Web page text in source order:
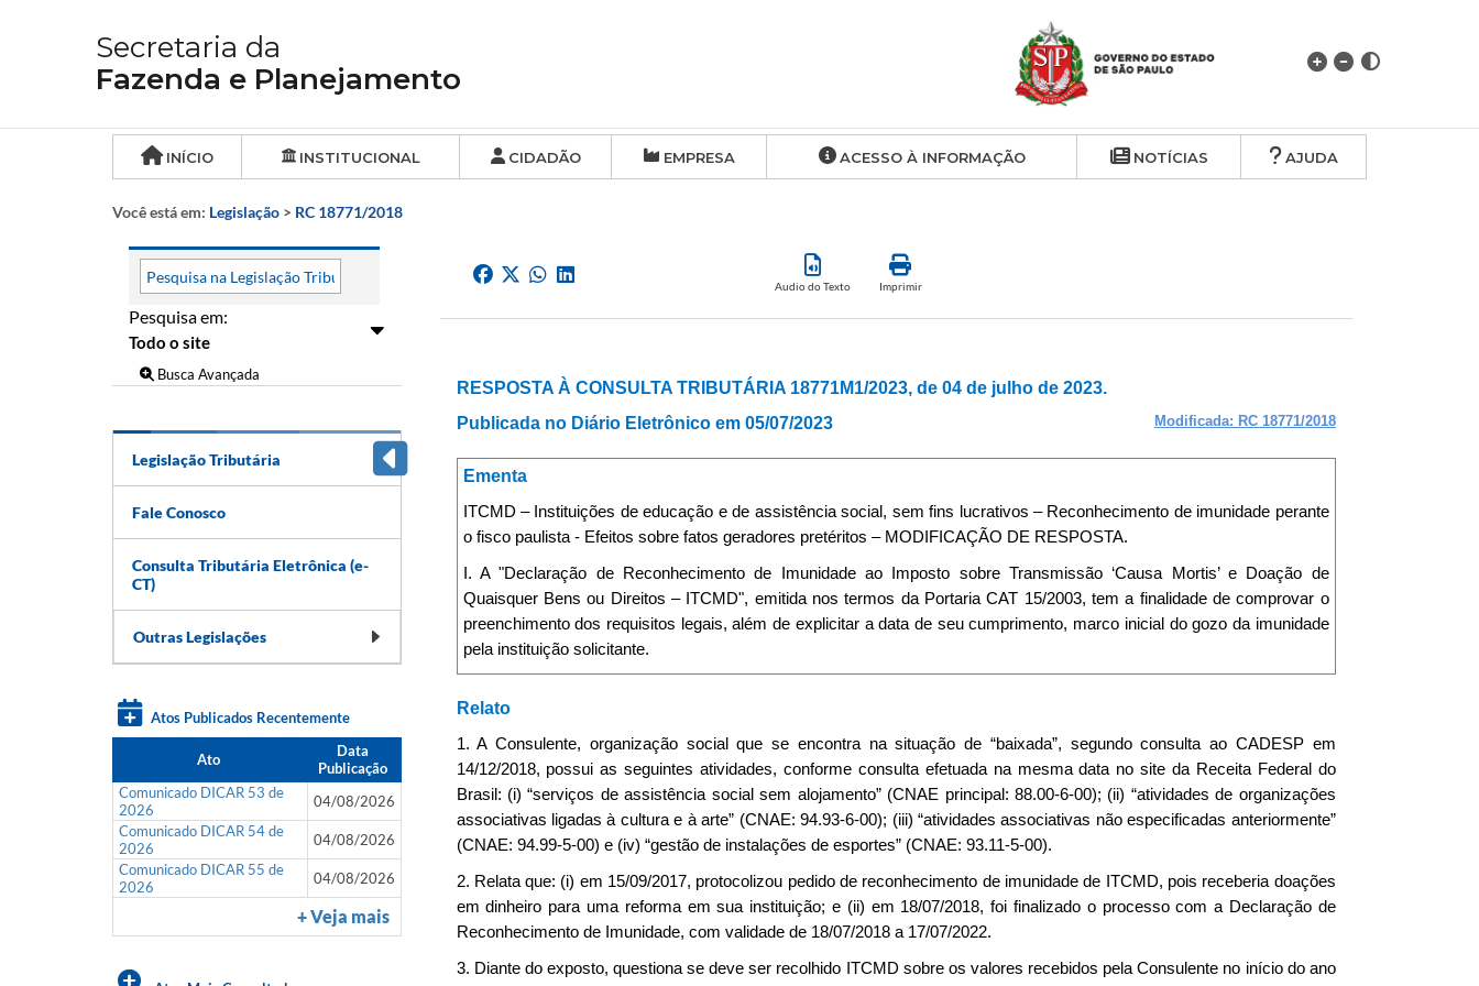
Secretaria da
Fazenda e Planejamento
INÍCIO INSTITUCIONAL CIDADÃO EMPRESA ACESSO À INFORMAÇÃO NOTÍCIAS AJUDA
Você está em: Legislação > RC 18771/2018
Pesquisa em:
Busca Avançada
Legislação Tributária
Fale Conosco
Consulta Tributária Eletrônica (e-
CT)
Outras Legislações
Atos Publicados Recentemente
Ato
Data
Publicação
Comunicado DICAR 53 de
2026
04/08/2026
Comunicado DICAR 54 de
2026
04/08/2026
Comunicado DICAR 55 de
2026
04/08/2026
+ Veja mais
Audio do Texto Imprimir
RESPOSTA À CONSULTA TRIBUTÁRIA 18771M1/2023, de 04 de julho de 2023.
Publicada no Diário Eletrônico em 05/07/2023
Modificada: RC 18771/2018
Ementa
ITCMD – Instituições de educação e de assistência social, sem fins lucrativos – Reconhecimento de imunidade perante
o fisco paulista - Efeitos sobre fatos geradores pretéritos – MODIFICAÇÃO DE RESPOSTA.
I. A "Declaração de Reconhecimento de Imunidade ao Imposto sobre Transmissão ‘Causa Mortis’ e Doação de
Quaisquer Bens ou Direitos – ITCMD", emitida nos termos da Portaria CAT 15/2003, tem a finalidade de comprovar o
preenchimento dos requisitos legais, além de explicitar a data de seu cumprimento, marco inicial do gozo da imunidade
pela instituição solicitante.
Relato
1. A Consulente, organização social que se encontra na situação de “baixada”, segundo consulta ao CADESP em
14/12/2018, possui as seguintes atividades, conforme consulta efetuada na mesma data no site da Receita Federal do
Brasil: (i) “serviços de assistência social sem alojamento” (CNAE principal: 88.00-6-00); (ii) “atividades de organizações
associativas ligadas à cultura e à arte” (CNAE: 94.93-6-00); (iii) “atividades associativas não especificadas anteriormente”
(CNAE: 94.99-5-00) e (iv) “gestão de instalações de esportes” (CNAE: 93.11-5-00).
2. Relata que: (i) em 15/09/2017, protocolizou pedido de reconhecimento de imunidade de ITCMD, pois receberia doações
em dinheiro para uma reforma em sua instituição; e (ii) em 18/07/2018, foi finalizado o processo com a Declaração de
Reconhecimento de Imunidade, com validade de 18/07/2018 a 17/07/2022.
3. Diante do exposto, questiona se deve ser recolhido ITCMD sobre os valores recebidos pela Consulente no início do ano